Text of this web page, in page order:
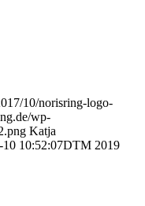
10/norisring-logo-
wp-
Katja
10 10:52:07DTM 2019